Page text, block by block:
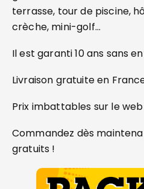
terrasse, tour de piscine,
crèche, mini-golf…
Il est garanti 10 ans sans
Livraison gratuite en
Prix imbattables sur le web
Commandez dès
gratuits !